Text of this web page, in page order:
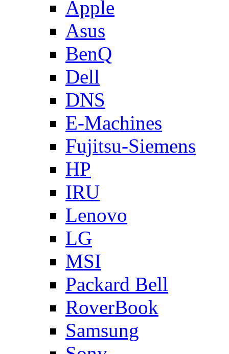
Apple
Asus
BenQ
Dell
DNS
E-Machines
Fujitsu-Siemens
HP
IRU
Lenovo
LG
MSI
Packard Bell
RoverBook
Samsung